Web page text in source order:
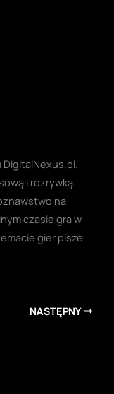
DigitalNexus.pl.
i rozrywką.
na
czasie gra w
gier pisze
NASTĘPNY